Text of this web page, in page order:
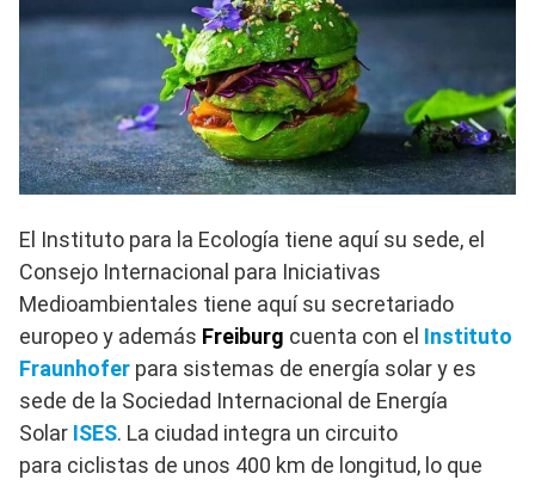
El Instituto para la Ecología tiene aquí su sede, el
Consejo Internacional para Iniciativas
Medioambientales tiene aquí su secretariado
europeo y además Freiburg cuenta con el Instituto
Fraunhofer para sistemas de energía solar y es
sede de la Sociedad Internacional de Energía
Solar ISES. La ciudad integra un circuito
para ciclistas de unos 400 km de longitud, lo que